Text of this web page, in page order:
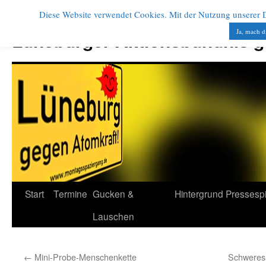
Lüneburger Aktionsbündnis
Start Termine Gucken &
Lauschen
Hintergrund
← Mini-Probe-Menschenkette
Diese Website verwendet Cookies. Mit der Nutzung
Ja, mach